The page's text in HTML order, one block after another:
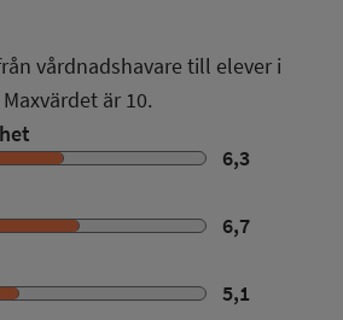
vårdnadshavare till elever i
Maxvärdet är 10.
6,3
6,7
5,1